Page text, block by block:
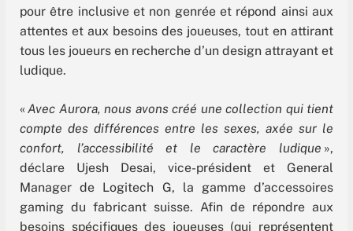
pour être inclusive et non genrée et répond ainsi aux
attentes et aux besoins des joueuses, tout en attirant
tous les joueurs en recherche d’un design attrayant et
ludique.
«Avec Aurora, nous avons créé une collection qui tient
compte des différences entre les sexes, axée sur le
confort, l’accessibilité et le caractère ludique »,
déclare Ujesh Desai, vice-président et General
Manager de Logitech G, la gamme d’accessoires
gaming du fabricant suisse. Afin de répondre aux
besoins spécifiques des joueuses (qui représentent